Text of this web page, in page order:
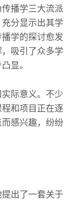
播学三大流派
分显示出其学
学的探讨愈发
吸引了众多学
显。
际意义。不少
和项目正在逐
感兴趣，纷纷
出了一套关于